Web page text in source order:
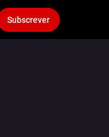
Subscrever